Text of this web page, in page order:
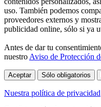
uso. También podemos
proveedores externos y
publicidad online, sólo si ya
Antes de dar tu
nuestro Aviso de Protección
Aceptar Sólo obligatorios
Nuestra política de privacidad